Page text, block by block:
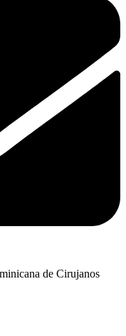
de Cirujanos